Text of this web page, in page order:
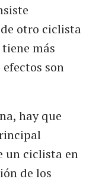
otro ciclista
más
son
hay que
un ciclista en
de los